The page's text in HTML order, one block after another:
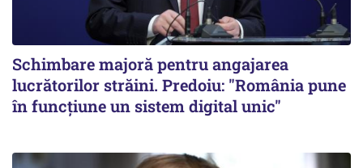
Schimbare majoră pentru angajarea
lucrătorilor străini. Predoiu: "România pune
în funcțiune un sistem digital unic"